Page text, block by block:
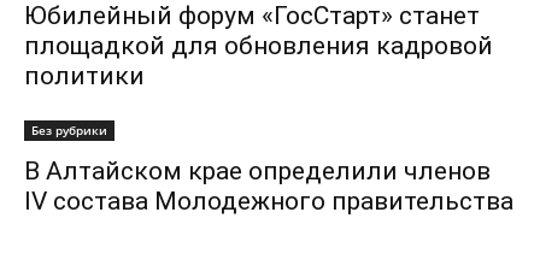
Юбилейный форум «ГосСтарт» станет
площадкой для обновления кадровой
политики
Без рубрики
В Алтайском крае определили членов
IV состава Молодежного правительства